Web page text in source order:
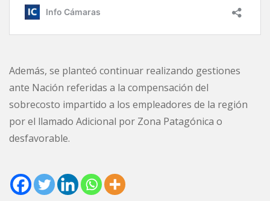
Además, se planteó continuar realizando gestiones
ante Nación referidas a la compensación del
sobrecosto impartido a los empleadores de la región
por el llamado Adicional por Zona Patagónica o
desfavorable.